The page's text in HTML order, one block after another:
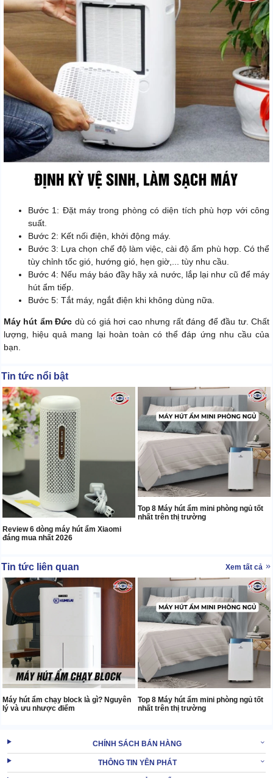
Bước 1: Đặt máy trong phòng có diện tích phù hợp với công
suất.
Bước 2: Kết nối điện, khởi động máy.
Bước 3: Lựa chọn chế độ làm việc, cài độ ẩm phù hợp. Có thể
tùy chỉnh tốc gió, hướng gió, hẹn giờ,... tùy nhu cầu.
Bước 4: Nếu máy báo đầy hãy xả nước, lắp lại như cũ để máy
hút ẩm tiếp.
Bước 5: Tắt máy, ngắt điện khi không dùng nữa.
Máy hút ẩm Đức dù có giá hơi cao nhưng rất đáng để đầu tư. Chất
lượng, hiệu quả mang lại hoàn toàn có thể đáp ứng nhu cầu của
bạn.
Tin tức nổi bật
Review 6 dòng máy hút ẩm Xiaomi
đáng mua nhất 2026
Top 8 Máy hút ẩm mini phòng ngủ tốt
nhất trên thị trường
Tin tức liên quan Xem tất cả
Máy hút ẩm chạy block là gì? Nguyên
lý và ưu nhược điểm
Top 8 Máy hút ẩm mini phòng ngủ tốt
nhất trên thị trường
CHÍNH SÁCH BÁN HÀNG
THÔNG TIN YÊN PHÁT